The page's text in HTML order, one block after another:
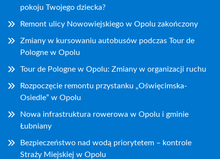
pokoju Twojego dziecka?
Remont ulicy Nowowiejskiego w Opolu zakończony
Zmiany w kursowaniu autobusów podczas Tour de
Pologne w Opolu
Tour de Pologne w Opolu: Zmiany w organizacji ruchu
Rozpoczęcie remontu przystanku „Oświęcimska-
Osiedle” w Opolu
Nowa infrastruktura rowerowa w Opolu i gminie
Łubniany
Bezpieczeństwo nad wodą priorytetem – kontrole
Straży Miejskiej w Opolu